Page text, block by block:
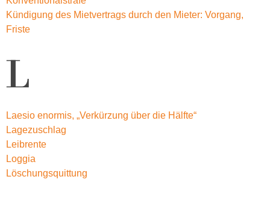
Kündigung des Mietvertrags durch den Mieter: Vorgang,
Friste
L
Laesio enormis, „Verkürzung über die Hälfte“
Lagezuschlag
Leibrente
Loggia
Löschungsquittung